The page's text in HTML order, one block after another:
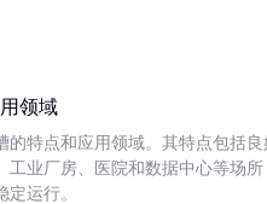
领域
的特点和应用领域。其特点包括
工业厂房、医院和数据中心等场
运行。